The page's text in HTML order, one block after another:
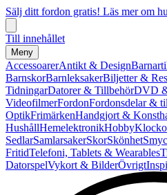
Sälj ditt fordon gratis! Läs mer om
Till innehållet
Meny
AccessoarerAntikt & Design
BarnskorBarnleksakerBiljetter &
TidningarDatorer & TillbehörDVD
VideofilmerFordonFordonsdelar &
OptikFrimärkenHandgjort &
HushållHemelektronikHobby
SedlarSamlarsakerSkorSkönhet
FritidTelefoni, Tablets & Wearables
DatorspelVykort & BilderÖvrigt